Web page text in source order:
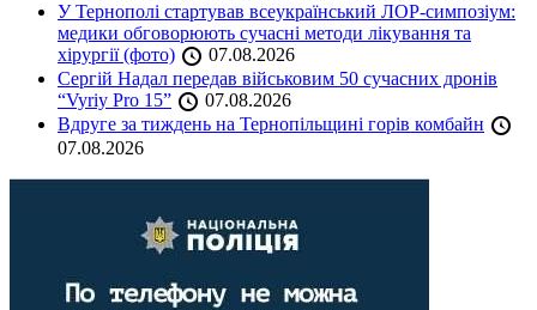
У Тернополі стартував всеукраїнський ЛОР-симпозіум:
медики обговорюють сучасні методи лікування та
хірургії (фото)
07.08.2026
Сергій Надал передав військовим 50 сучасних дронів
“Vyriy Pro 15”
07.08.2026
Вдруге за тиждень на Тернопільщині горів комбайн
07.08.2026